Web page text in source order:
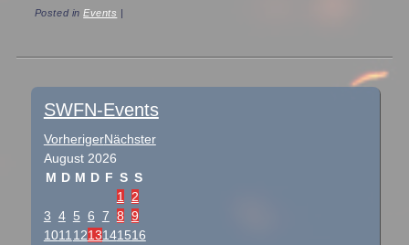
Posted inEvents |
Post navigation
SWFN-Events
VorherigerNächster
August 2026
M D M D F S S
1
2
3 4 5 6 7 8 9
1011 1213141516